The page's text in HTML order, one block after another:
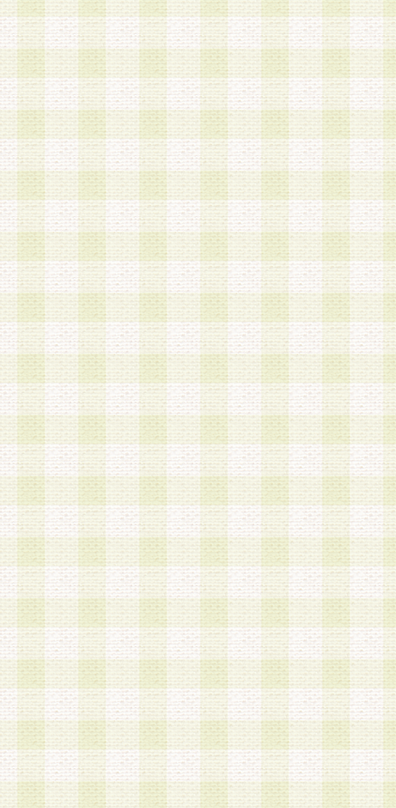
a.既に登録されている会員と同一のメールアドレ
録する場合
b.本サービスと同様のサービスを提供している企
業に従事していると思われる本人またはその家族
場合
c.その他当社が不適切と判断する場合
2.当社は、会員登録希望者を会員として承認する
した 場合、会員登録希望者による会員登録手続
による承認後の場合であっても、会員登録の取り
の抹消を、当社が適切と判 断する方法・手段に
とができるものとします。
3.会員登録希望者が18歳未満、成年被後見人、被
人 である場合は、親権者などの法定代理人の同
録を行うものとします。なお、義務教育学齢に該
者については、登録時に 当社が別途定める方法
権者による承認手続きを行うものとします。
第3条 会員の登録方法
1.会員登録手続きは、会員登録希望者本人が行う
る登録は一切認められないものとします。
2.会員登録希望者は、本規約に同意の後、当社指
画 面」において、当社が指定する必要事項を入
を行うものとします。当社は、会員登録を承認し
会員として本サービスを 受けるためのログイン
を付与します。
3.会員は、会員登録の際に申告する登録情報の全
いかなる虚偽の申告をも行ってはならないものと
4.会員は、複数のログインＩＤおよびパスワード
いものとします。
第4条 ログインIDおよびパスワードの管理
1.会員は、会員登録後、本サイト内にて本サービ
加する際には、前条に基づき当社から付与された